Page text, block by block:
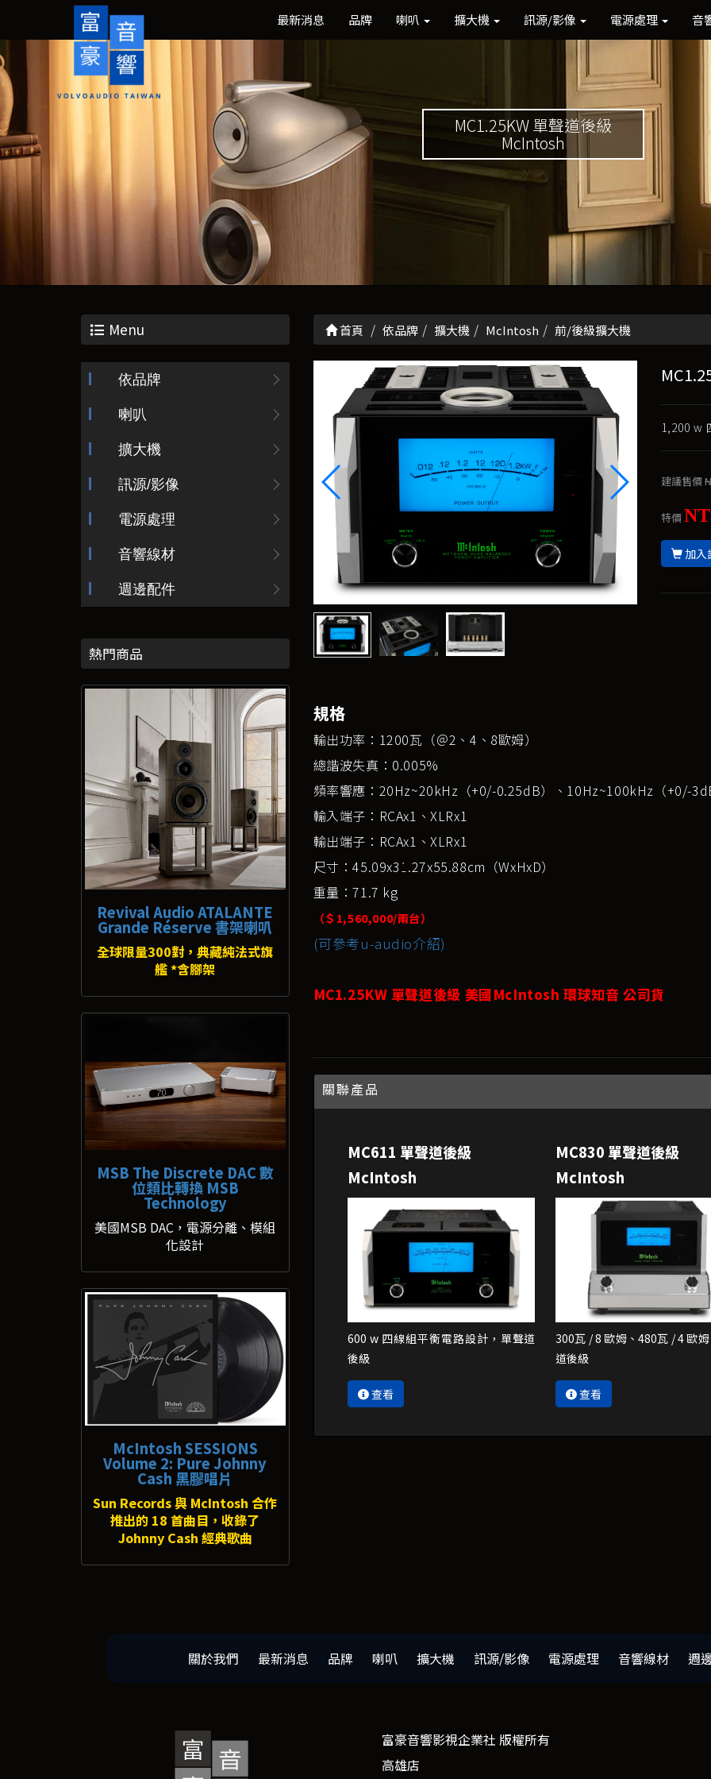
最新消息 品牌 喇叭 擴大機 訊源/影像 電源處理 音
MC1.25KW 單聲道後級
McIntosh
Menu
依品牌
喇叭
擴大機
訊源/影像
電源處理
音響線材
週邊配件
熱門商品
Revival Audio ATALANTE
Grande Réserve 書架喇叭
全球限量300對，典藏純法式旗
艦 *含腳架
MSB The Discrete DAC 數
位類比轉換 MSB
Technology
美國MSB DAC，電源分離、模組
化設計
McIntosh SESSIONS
Volume 2: Pure Johnny
Cash 黑膠唱片
Sun Records 與 McIntosh 合作
推出的 18 首曲目，收錄了
Johnny Cash 經典歌曲
首頁 依品牌 擴大機 McIntosh 前/後級擴大機
1,200 w
建議售價
特價
加入
規格
輸出功率：1200瓦（＠2、4、8歐姆）
總諧波失真：0.005%
頻率響應：20Hz~20kHz（+0/-0.25dB）、10Hz~100kHz（+0/-
輸入端子：RCAx1、XLRx1
輸出端子：RCAx1、XLRx1
尺寸：45.09x31.27x55.88cm（WxHxD）
重量：71.7 kg
（＄1,560,000/兩台）
(可參考u-audio介紹)
MC1.25KW 單聲道後級 美國McIntosh 環球知音 公司貨
關聯產品
600 w 四線組平衡電路設計，單聲道
後級
查看
MC611 單聲道後級
McIntosh
300瓦 / 8 歐姆、480瓦 / 4 歐
道後級
查看
MC830 單聲道後級
McIntosh
關於我們 最新消息 品牌 喇叭 擴大機 訊源/影像 電源處理 音響線材 週
富豪音響影視企業社 版權所有
高雄店